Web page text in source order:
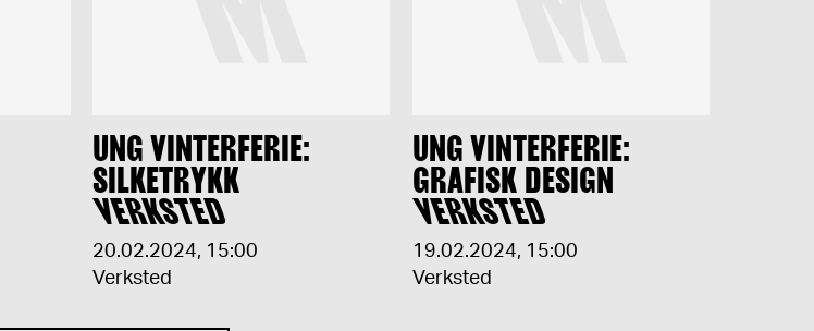
UNG VINTERFERIE:
SILKETRYKK
VERKSTED
20.02.2024, 15:00
Verksted
UNG VINTERFERIE:
GRAFISK DESIGN
VERKSTED
19.02.2024, 15:00
Verksted